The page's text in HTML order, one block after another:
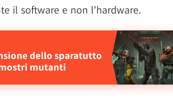
il software e non l'hardware.
dello sparatutto
mutanti